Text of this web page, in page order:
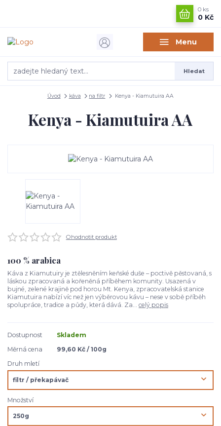
Menu
Hledat
0 ks
0 Kč
Úvod káva na filtr Kenya - Kiamutuira AA
Kenya - Kiamutuira AA
Ohodnotit produkt
100 % arabica
Káva z Kiamutuiry je ztělesněním keňské duše – poctivě pěstovaná, s
láskou zpracovaná a kořeněná příběhem komunity. Usazená v
bujné, zelené krajině pod horou Mt. Kenya, zpracovatelská stanice
Kiamutuira nabízí víc než jen výběrovou kávu – nese v sobě příběh
spolupráce, tradice a půdy, která dává. Za... celý popis
Dostupnost
Skladem
Měrná cena
99,60 Kč / 100g
Druh mletí
Množství